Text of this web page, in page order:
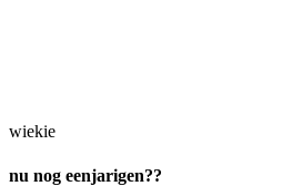
wiekie
nu nog eenjarigen??